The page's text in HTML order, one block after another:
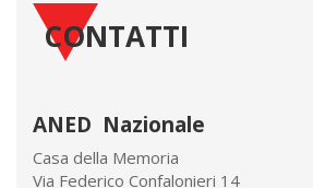
CONTATTI
ANED Nazionale
Casa della Memoria
Via Federico Confalonieri 14